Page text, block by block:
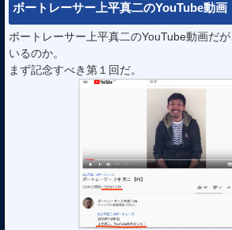
ボートレーサー上平真二のYouTube動画
ボートレーサー上平真二のYouTube動画だ
いるのか。
まず記念すべき第１回だ。